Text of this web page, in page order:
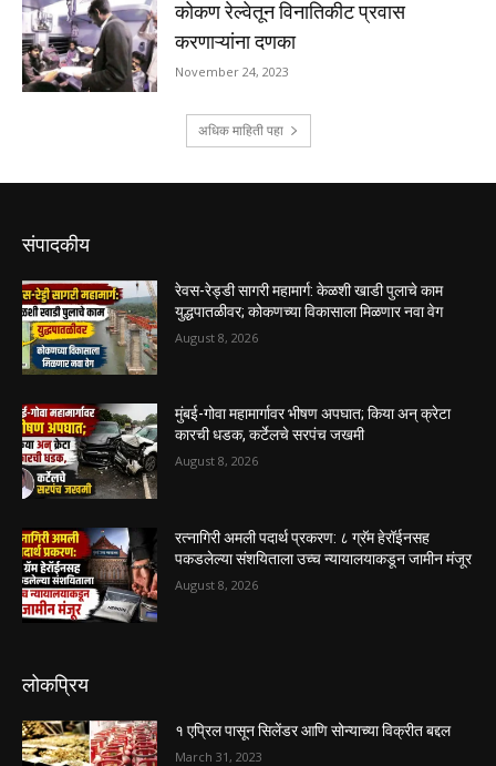
संपादकीय
रेवस-रेड्डी सागरी महामार्ग: केळशी खाडी पुलाचे काम
युद्धपातळीवर; कोकणच्या विकासाला मिळणार नवा वेग
August 8, 2026
मुंबई-गोवा महामार्गावर भीषण अपघात; किया अन् क्रेटा
कारची धडक, कर्टेलचे सरपंच जखमी
August 8, 2026
रत्नागिरी अमली पदार्थ प्रकरण: ८ ग्रॅम हेरॉईनसह
पकडलेल्या संशयिताला उच्च न्यायालयाकडून जामीन मंजूर
August 8, 2026
लोकप्रिय
१ एप्रिल पासून सिलेंडर आणि सोन्याच्या विक्रीत बद्दल
March 31, 2023